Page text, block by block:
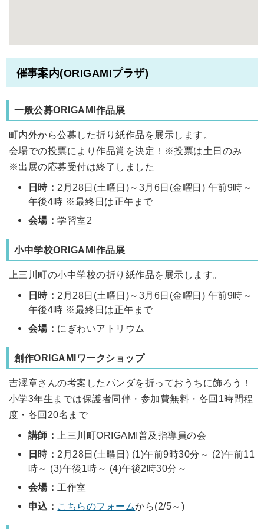
催事案内(ORIGAMIプラザ)
一般公募ORIGAMI作品展
町内外から公募した折り紙作品を展示します。
会場での投票により作品賞を決定！※投票は土日のみ
※出展の応募受付は終了しました
日時： 2月28日(土曜日)～3月6日(金曜日) 午前9時～
午後4時 ※最終日は正午まで
会場：学習室2
小中学校ORIGAMI作品展
上三川町の小中学校の折り紙作品を展示します。
日時： 2月28日(土曜日)～3月6日(金曜日) 午前9時～
午後4時 ※最終日は正午まで
会場： にぎわいアトリウム
創作ORIGAMIワークショップ
吉澤章さんの考案したパンダを折っておうちに飾ろう！
小学3年生までは保護者同伴・参加費無料・各回1時間程
度・各回20名まで
講師：
上三川町ORIGAMI普及指導員の会
日時： 2月28日(土曜日) (1)午前9時30分～ (2)午前11
時～ (3)午後1時～ (4)午後2時30分～
会場： 工作室
申込： こちらのフォームから(2/5～)